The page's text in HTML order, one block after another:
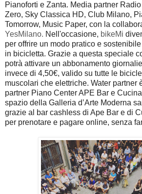
Pianoforti e Zanta. Media partner
Zero, Sky Classica HD, Club Milano,
Tomorrow, Music Paper, con la
YesMilano. Nell'occasione, bikeMi
per offrire un modo pratico e
in bicicletta. Grazie a questa speciale
potrà attivare un abbonamento
invece di 4,50€, valido su tutte le
muscolari che elettriche. Water partner
partner Piano Center APE Bar e
spazio della Galleria d’Arte Moderna
grazie al bar cashless di Ape Bar e di
per prenotare e pagare online, senza